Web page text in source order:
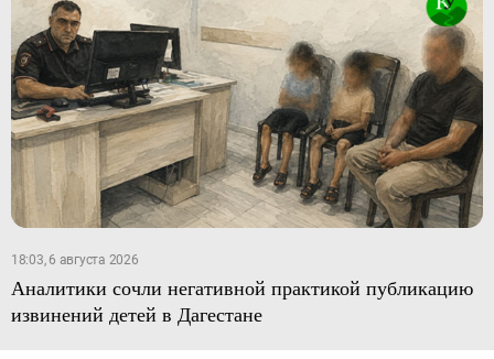
18:03, 6 августа 2026
Аналитики сочли негативной практикой публикацию
извинений детей в Дагестане